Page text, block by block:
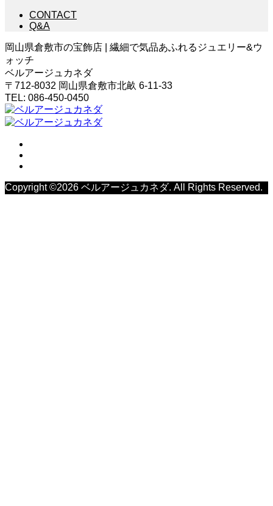
CONTACT
Q&A
岡山県倉敷市の宝飾店 | 繊細で気品あふれるジュエリー&ウ
ォッチ
ベルアージュカネダ
〒712-8032 岡山県倉敷市北畝 6-11-33
TEL: 086-450-0450
Copyright ©2026 ベルアージュカネダ. All Rights Reserved.